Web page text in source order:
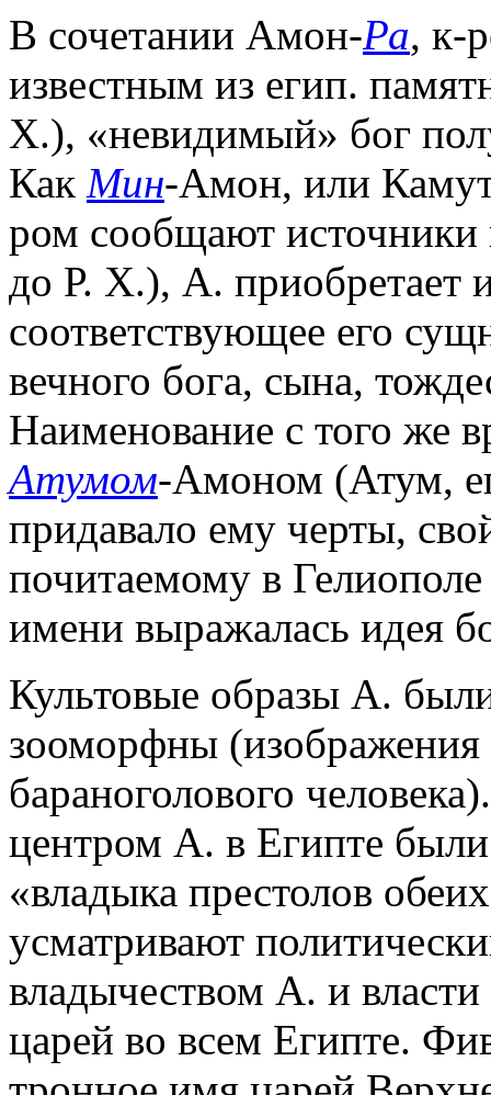
В сочетании Амон-Ра, к-
известным из егип.
Х.), «невидимый» бог
Как Мин-Амон, или
ром сообщают
до Р. Х.), А. приобретает
соответствующее его
вечного бога, сына,
Наименование с того же
Атумом-Амоном (Атум,
придавало ему черты,
почитаемому в
имени выражалась идея
Культовые образы А.
зооморфны (изображения
бараноголового
центром А. в Египте
«владыка престолов
усматривают
владычеством А. и
царей во всем Египте.